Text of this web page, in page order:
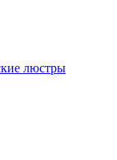
люстры